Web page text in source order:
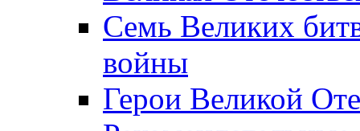
Семь Великих
войны
Герои Великой